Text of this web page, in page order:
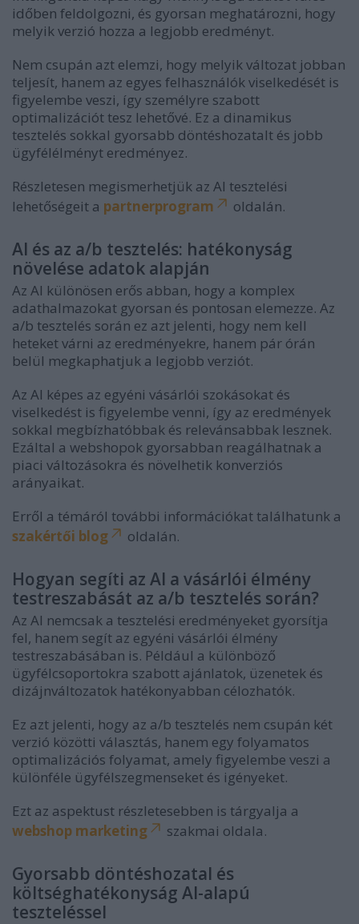
időben feldolgozni, és gyorsan meghatározni, hogy
melyik verzió hozza a legjobb eredményt.
Nem csupán azt elemzi, hogy melyik változat jobban
teljesít, hanem az egyes felhasználók viselkedését is
figyelembe veszi, így személyre szabott
optimalizációt tesz lehetővé. Ez a dinamikus
tesztelés sokkal gyorsabb döntéshozatalt és jobb
ügyfélélményt eredményez.
Részletesen megismerhetjük az AI tesztelési
lehetőségeit a partnerprogram oldalán.
AI és az a/b tesztelés: hatékonyság
növelése adatok alapján
Az AI különösen erős abban, hogy a komplex
adathalmazokat gyorsan és pontosan elemezze. Az
a/b tesztelés során ez azt jelenti, hogy nem kell
heteket várni az eredményekre, hanem pár órán
belül megkaphatjuk a legjobb verziót.
Az AI képes az egyéni vásárlói szokásokat és
viselkedést is figyelembe venni, így az eredmények
sokkal megbízhatóbbak és relevánsabbak lesznek.
Ezáltal a webshopok gyorsabban reagálhatnak a
piaci változásokra és növelhetik konverziós
arányaikat.
Erről a témáról további információkat találhatunk a
szakértői blog
oldalán.
Hogyan segíti az AI a vásárlói élmény
testreszabását az a/b tesztelés során?
Az AI nemcsak a tesztelési eredményeket gyorsítja
fel, hanem segít az egyéni vásárlói élmény
testreszabásában is. Például a különböző
ügyfélcsoportokra szabott ajánlatok, üzenetek és
dizájnváltozatok hatékonyabban célozhatók.
Ez azt jelenti, hogy az a/b tesztelés nem csupán két
verzió közötti választás, hanem egy folyamatos
optimalizációs folyamat, amely figyelembe veszi a
különféle ügyfélszegmenseket és igényeket.
Ezt az aspektust részletesebben is tárgyalja a
webshop marketing
szakmai oldala.
Gyorsabb döntéshozatal és
költséghatékonyság AI-alapú
teszteléssel